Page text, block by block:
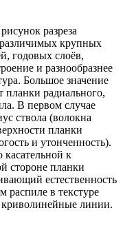
разреза
крупных
годовых слоёв,
и разнообразнее
Большое значение
планки радиального,
В первом случае
ствола (волокна
планки
и утонченность).
касательной к
стороне планки
естественность
в текстуре
линии.